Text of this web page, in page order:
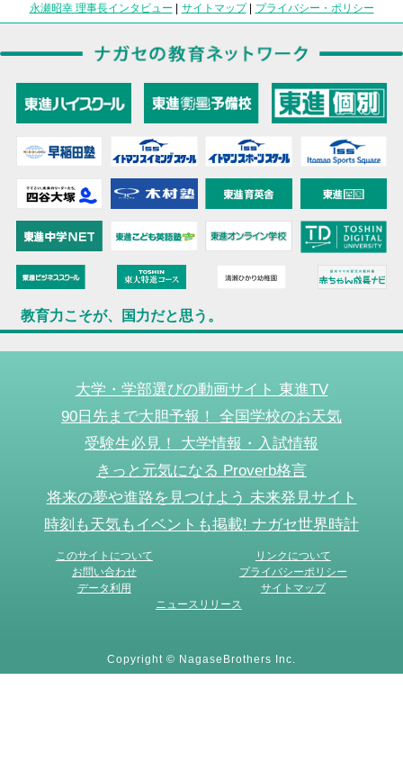
永瀬昭幸 理事長インタビュー | サイトマップ| プライバシー・ポリシー
教育力こそが、国力だと思う。
大学・学部選びの動画サイト 東進TV
90日先まで大胆予報！ 全国学校のお天気
受験生必見！ 大学情報・入試情報
きっと元気になる Proverb格言
将来の夢や進路を見つけよう 未来発見サイト
時刻も天気もイベントも掲載! ナガセ世界時計
このサイトについて
リンクについて
お問い合わせ
プライバシーポリシー
データ利用
サイトマップ
ニュースリリース
Copyright © NagaseBrothers Inc.